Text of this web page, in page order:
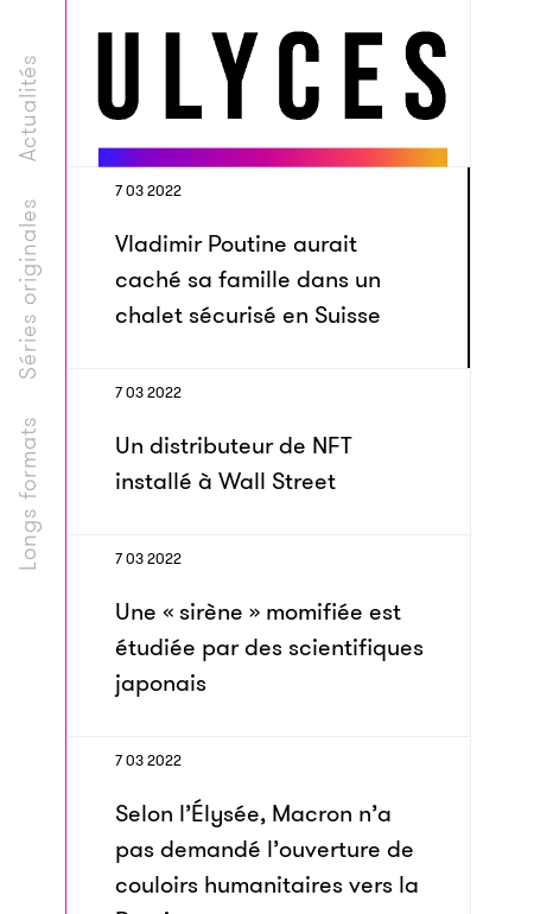
Longs formats
Séries originales
Actualités
7 03 2022
Vladimir Poutine aurait
caché sa famille dans un
chalet sécurisé en Suisse
7 03 2022
Un distributeur de NFT
installé à Wall Street
7 03 2022
Une « sirène » momifiée est
étudiée par des scientifiques
japonais
7 03 2022
Selon l’Élysée, Macron n’a
pas demandé l’ouverture de
couloirs humanitaires vers la